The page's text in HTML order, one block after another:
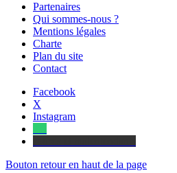
Partenaires
Qui sommes-nous ?
Mentions légales
Charte
Plan du site
Contact
Facebook
X
Instagram
Bouton retour en haut de la page